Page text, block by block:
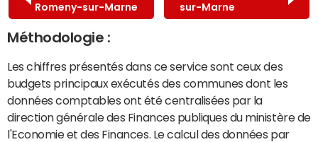
Romeny-sur-Marne
sur-Marne
Méthodologie :
Les chiffres présentés dans ce service sont ceux des
budgets principaux exécutés des communes dont les
données comptables ont été centralisées par la
direction générale des Finances publiques du ministère de
l'Economie et des Finances. Le calcul des données par